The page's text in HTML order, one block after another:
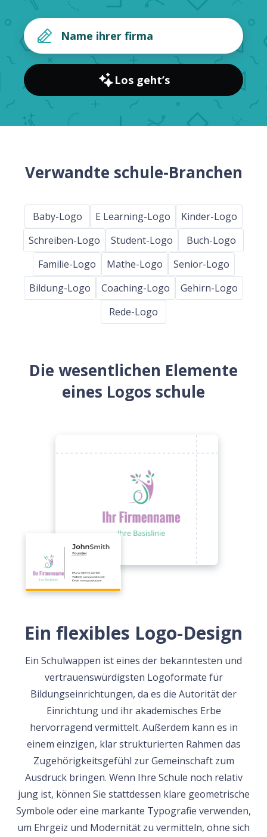
Los geht’s
Verwandte schule-Branchen
Baby-Logo E Learning-Logo
Kinder-Logo
Schreiben-Logo
Student-Logo
Buch-Logo
Familie-Logo
Mathe-Logo
Senior-Logo
Bildung-Logo
Coaching-Logo
Gehirn-Logo
Rede-Logo
Die wesentlichen Elemente
eines Logos schule
Ein flexibles Logo-Design
Ein Schulwappen ist eines der bekanntesten und
vertrauenswürdigsten Logoformate für
Bildungseinrichtungen, da es die Autorität der
Einrichtung und ihr akademisches Erbe
hervorragend vermittelt. Außerdem kann es in
einem einzigen, klar strukturierten Rahmen das
Zugehörigkeitsgefühl zur Gemeinschaft zum
Ausdruck bringen. Wenn Ihre Schule noch relativ
jung ist, können Sie stattdessen klare geometrische
Symbole oder eine markante Typografie verwenden,
um Ehrgeiz und Modernität zu vermitteln, ohne sich